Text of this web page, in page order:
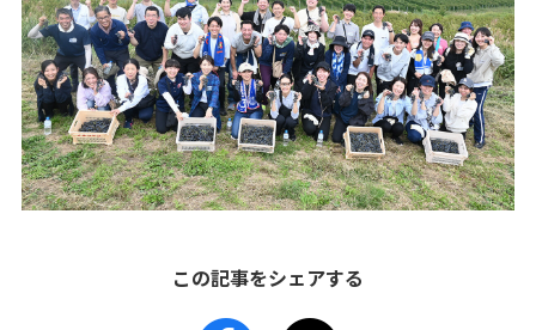
この記事をシェアする